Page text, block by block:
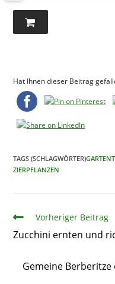
Hat Ihnen dieser Beitrag
TAGS (SCHLAGWÖRTER)
ZIERPFLANZEN
ArtikelVorheriger Beitrag
Zucchini ernten und
Gemeine